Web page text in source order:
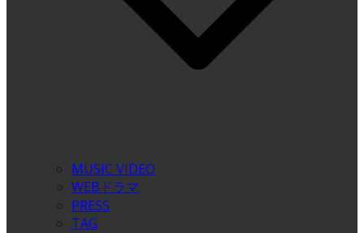
MUSIC VIDEO
WEBドラマ
PRESS
TAG